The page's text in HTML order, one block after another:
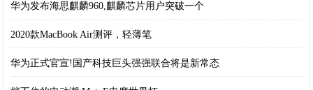
华为发布海思麒麟960,麒麟芯片用户突破一个
2020款MacBook Air测评，轻薄笔
华为正式官宣!国产科技巨头强强联合将是新常态